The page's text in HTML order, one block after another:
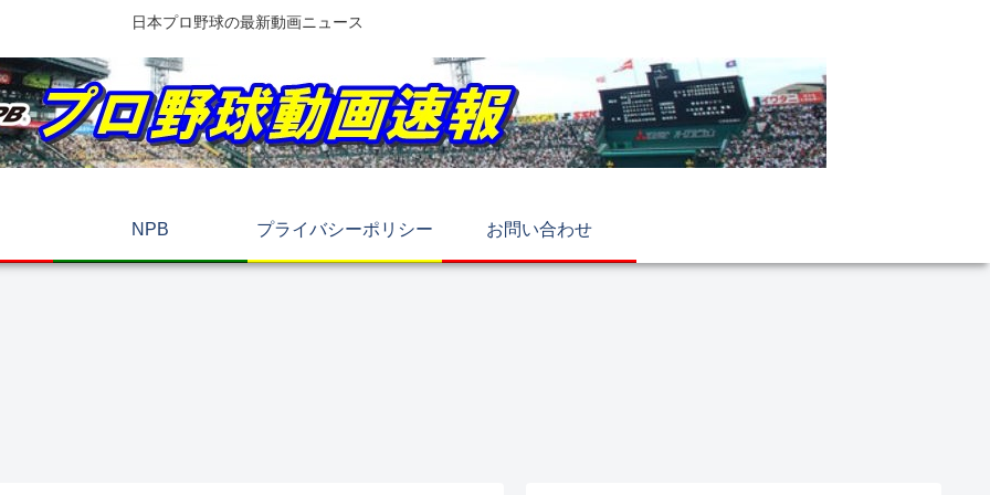
日本プロ野球の最新動画ニュース
NPB プライバシーポリシー お問い合わせ